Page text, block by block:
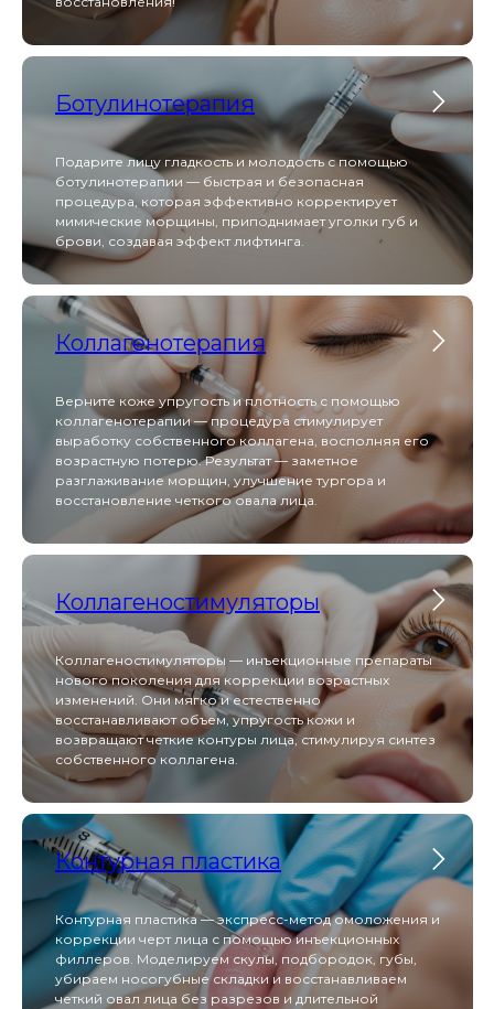
Ботулинотерапия
Подарите лицу гладкость и молодость с помощью
ботулинотерапии — быстрая и безопасная
процедура, которая эффективно корректирует
мимические морщины, приподнимает уголки губ и
брови, создавая эффект лифтинга.
Коллагенотерапия
Верните коже упругость и плотность с помощью
коллагенотерапии — процедура стимулирует
выработку собственного коллагена, восполняя его
возрастную потерю. Результат — заметное
разглаживание морщин, улучшение тургора и
восстановление четкого овала лица.
Коллагеностимуляторы
Коллагеностимуляторы — инъекционные препараты
нового поколения для коррекции возрастных
изменений. Они мягко и естественно
восстанавливают объем, упругость кожи и
возвращают четкие контуры лица, стимулируя синтез
собственного коллагена.
Контурная пластика
Контурная пластика — экспресс-метод омоложения и
коррекции черт лица с помощью инъекционных
филлеров. Моделируем скулы, подбородок, губы,
убираем носогубные складки и восстанавливаем
четкий овал лица без разрезов и длительной
АтисМед PRO 7
Capello сочетает функции эпиляции, лифтинга и
микротоков — всё необходимое для эффективной
косметологии в одном компактном устройстве.
Capello
Scarlet S обеспечивает безболезненную RF-лифтинг
и микроигольчатую терапию, запуская мощный
синтез коллагена для омоложения кожи без
Scarlet S
Melsytech для лазерной эпиляции обеспечивает
быстрое и малоболезненное удаление
долговременным результатом и встроенной
системой охлаждения для комфорта клиента.
Melsytech
Beautylizer сочетает в себе ультразвуковую
чистку, фонофорез и микротоковую терапию,
обеспечивая глубокое очищение, лифтинг и
насыщение кожи активными компонентами без